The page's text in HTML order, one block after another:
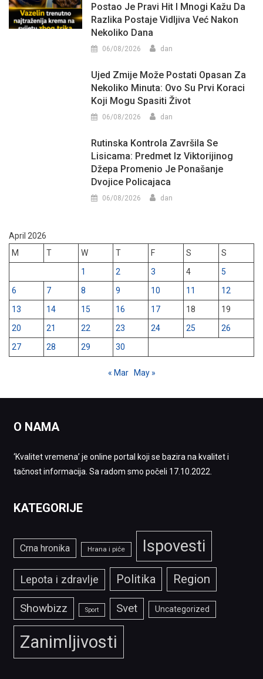
Postao Je Pravi Hit I Mnogi Kažu Da
Razlika Postaje Vidljiva Već Nakon
Nekoliko Dana
06/08/2026 dan
Ujed Zmije Može Postati Opasan Za
Nekoliko Minuta: Ovo Su Prvi Koraci
Koji Mogu Spasiti Život
06/08/2026 dan
Rutinska Kontrola Završila Se
Lisicama: Predmet Iz Viktorijinog
Džepa Promenio Je Ponašanje
Dvojice Policajaca
06/08/2026 dan
April 2026
M
T W T F S
S
1
2 3 4
5
6
7 8 9 10 11
12
13
14 15 16 17 18
19
20
21 22 23 24 25
26
27
28 29 30
« Mar May »
O NAMA
‘Kvalitet vremena’ je online portal koji se bazira na kvalitet i
tačnost informacija. Sa radom smo počeli 17.10.2022.
KATEGORIJE
Crna hronika Hrana i piće Ispovesti
Lepota i zdravlje Politika Region
Showbizz Sport Svet Uncategorized
Zanimljivosti